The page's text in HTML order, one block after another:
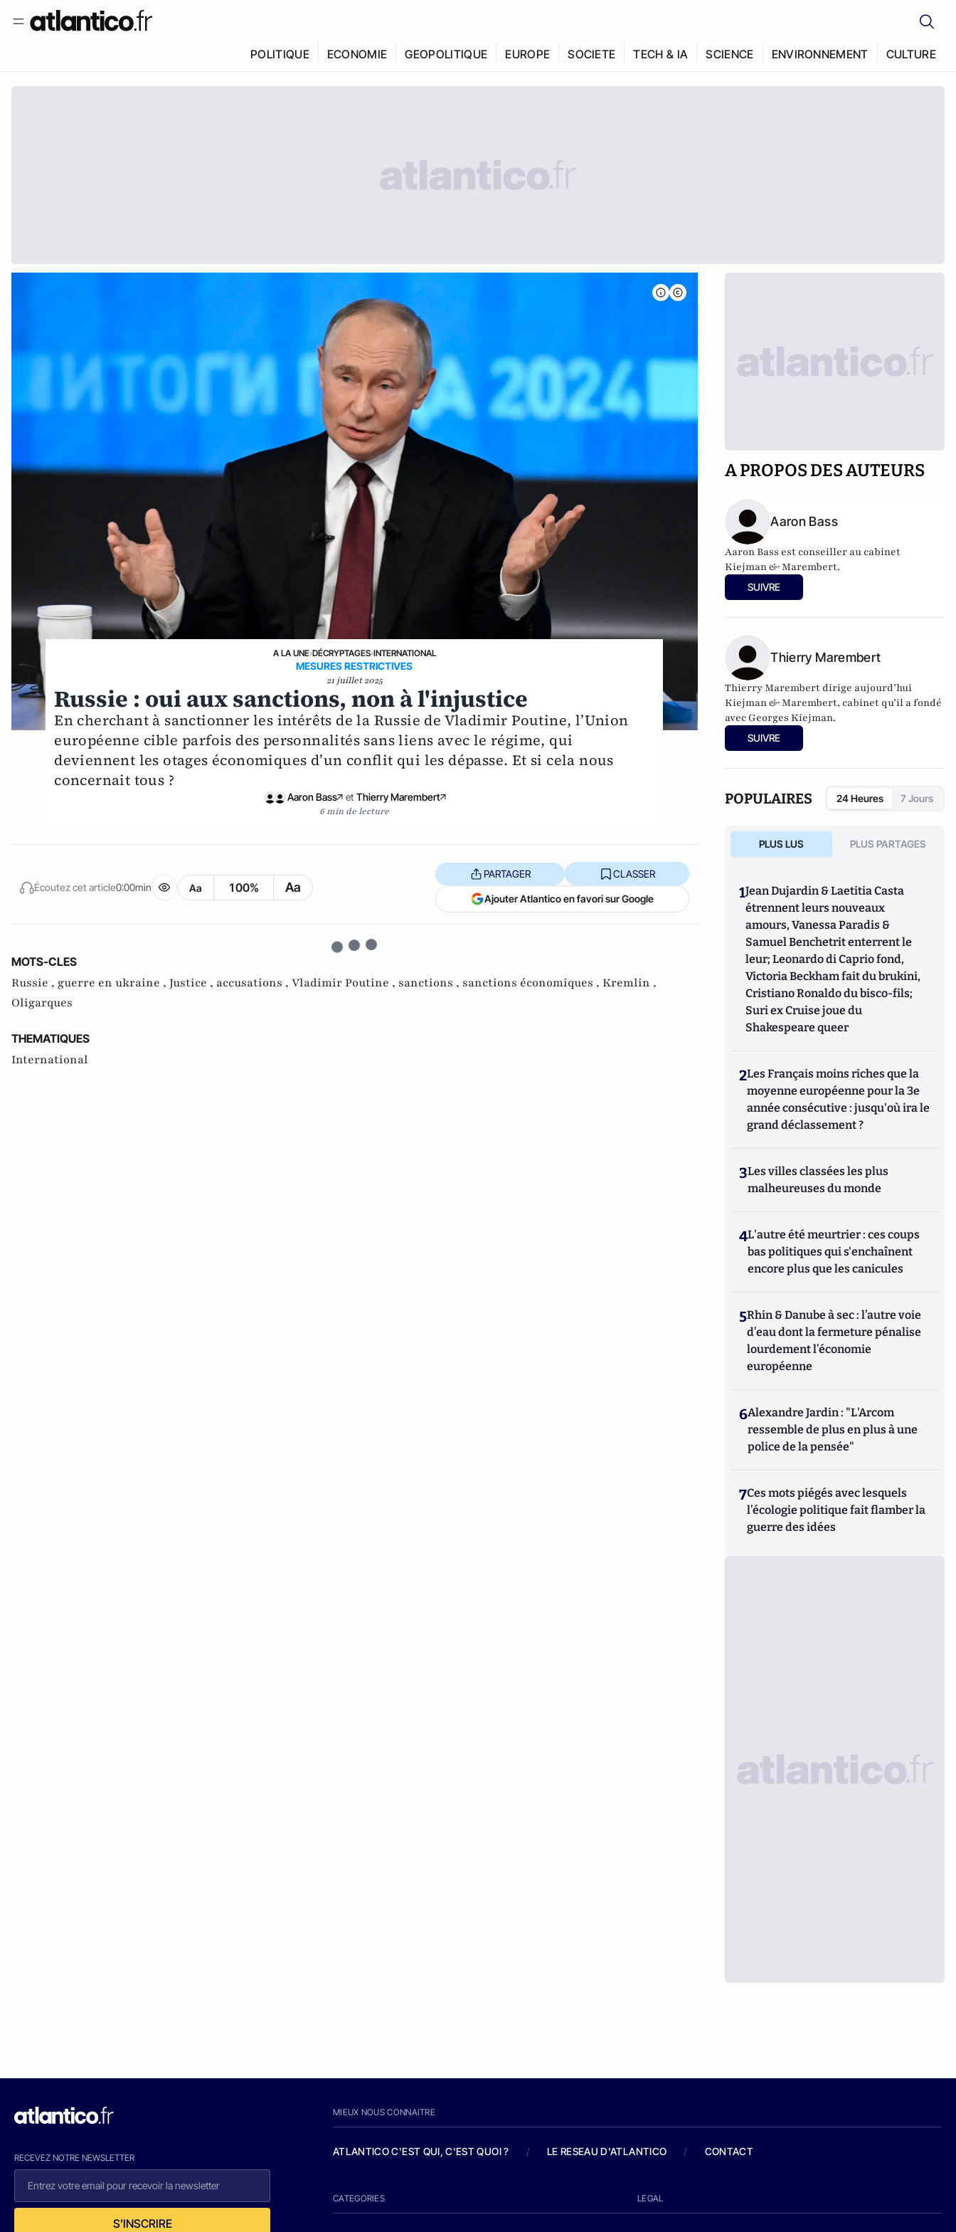
POLITIQUE ECONOMIE GEOPOLITIQUE EUROPE SOCIETE TECH & IA SCIENCE ENVIRONNEMENT CULTURE
A LA UNE›DÉCRYPTAGES›INTERNATIONAL
MESURES RESTRICTIVES
21 juillet 2025
Russie : oui aux sanctions, non à l'injustice
En cherchant à sanctionner les intérêts de la Russie de Vladimir Poutine, l’Union
européenne cible parfois des personnalités sans liens avec le régime, qui
deviennent les otages économiques d’un conflit qui les dépasse. Et si cela nous
concernait tous ?
Aaron Bass et Thierry Marembert
6 min de lecture
Écoutez cet article0:00min Aa 100% Aa
PARTAGER CLASSER
Ajouter Atlantico en favori sur Google
MOTS-CLES
Russie , guerre en ukraine , Justice , accusations , Vladimir Poutine , sanctions , sanctions économiques , Kremlin ,
Oligarques
THEMATIQUES
International
A PROPOS DES AUTEURS
Aaron Bass
Aaron Bass est conseiller au cabinet
Kiejman & Marembert.
SUIVRE
Thierry Marembert
Thierry Marembert dirige aujourd’hui
Kiejman & Marembert, cabinet qu’il a fondé
avec Georges Kiejman.
SUIVRE
POPULAIRES 24 Heures 7 Jours
PLUS LUS PLUS PARTAGES
1Jean Dujardin & Laetitia Casta
étrennent leurs nouveaux
amours, Vanessa Paradis &
Samuel Benchetrit enterrent le
leur; Leonardo di Caprio fond,
Victoria Beckham fait du brukini,
Cristiano Ronaldo du bisco-fils;
Suri ex Cruise joue du
Shakespeare queer
2Les Français moins riches que la
moyenne européenne pour la 3e
année consécutive : jusqu'où ira le
grand déclassement ?
3Les villes classées les plus
malheureuses du monde
4L'autre été meurtrier : ces coups
bas politiques qui s'enchaînent
encore plus que les canicules
5Rhin & Danube à sec : l’autre voie
d’eau dont la fermeture pénalise
lourdement l’économie
européenne
6Alexandre Jardin : "L'Arcom
ressemble de plus en plus à une
police de la pensée"
7Ces mots piégés avec lesquels
l’écologie politique fait flamber la
guerre des idées
RECEVEZ NOTRE NEWSLETTER
S'INSCRIRE
MIEUX NOUS CONNAITRE
ATLANTICO C'EST QUI, C'EST QUOI ? / LE RESEAU D'ATLANTICO / CONTACT
CATEGORIES LEGAL